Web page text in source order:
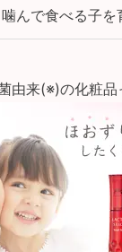
噛んで食べる子
由来(※)の化粧品